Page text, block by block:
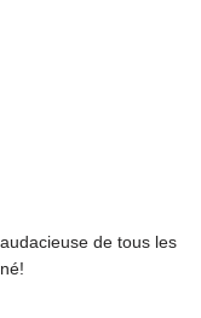
de tous les